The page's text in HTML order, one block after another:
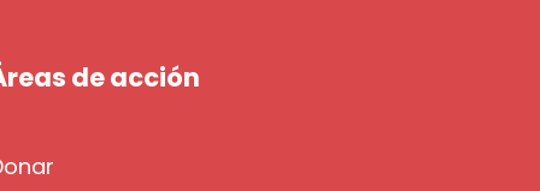
de acción